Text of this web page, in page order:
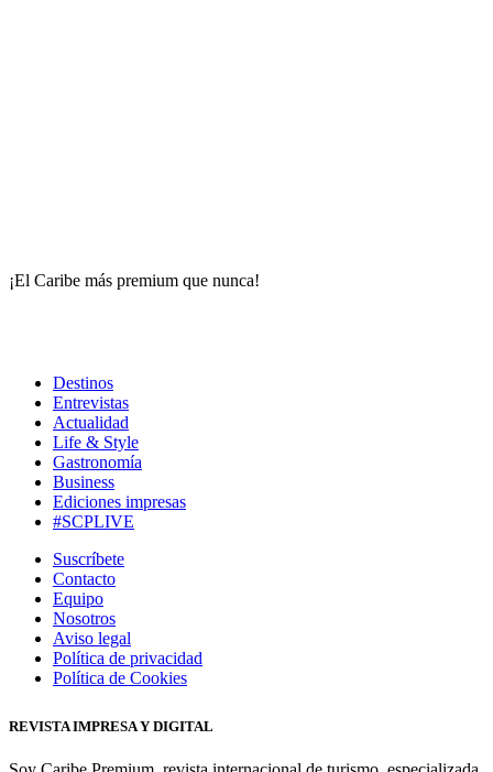
¡El Caribe más premium que nunca!
Destinos
Entrevistas
Actualidad
Life & Style
Gastronomía
Business
Ediciones impresas
#SCPLIVE
Suscríbete
Contacto
Equipo
Nosotros
Aviso legal
Política de privacidad
Política de Cookies
REVISTA IMPRESA Y DIGITAL